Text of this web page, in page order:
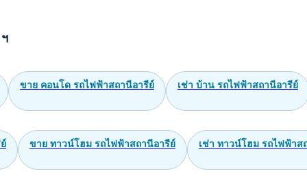
ขาย คอนโด รถไฟฟ้าสถานีอารีย์ เช่า บ้าน รถไฟฟ้าสถานีอารีย์
ขาย ทาวน์โฮม รถไฟฟ้าสถานีอารีย์ เช่า ทาวน์โฮม รถไฟฟ้าส